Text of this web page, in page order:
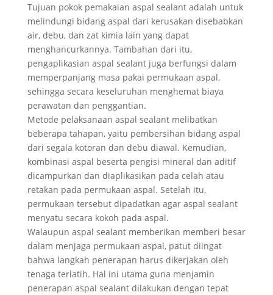
Tujuan pokok pemakaian aspal sealant adalah untuk
melindungi bidang aspal dari kerusakan disebabkan
air, debu, dan zat kimia lain yang dapat
menghancurkannya. Tambahan dari itu,
pengaplikasian aspal sealant juga berfungsi dalam
memperpanjang masa pakai permukaan aspal,
sehingga secara keseluruhan menghemat biaya
perawatan dan penggantian.
Metode pelaksanaan aspal sealant melibatkan
beberapa tahapan, yaitu pembersihan bidang aspal
dari segala kotoran dan debu diawal. Kemudian,
kombinasi aspal beserta pengisi mineral dan aditif
dicampurkan dan diaplikasikan pada celah atau
retakan pada permukaan aspal. Setelah itu,
permukaan tersebut dipadatkan agar aspal sealant
menyatu secara kokoh pada aspal.
Walaupun aspal sealant memberikan memberi besar
dalam menjaga permukaan aspal, patut diingat
bahwa langkah penerapan harus dikerjakan oleh
tenaga terlatih. Hal ini utama guna menjamin
penerapan aspal sealant dilakukan dengan tepat